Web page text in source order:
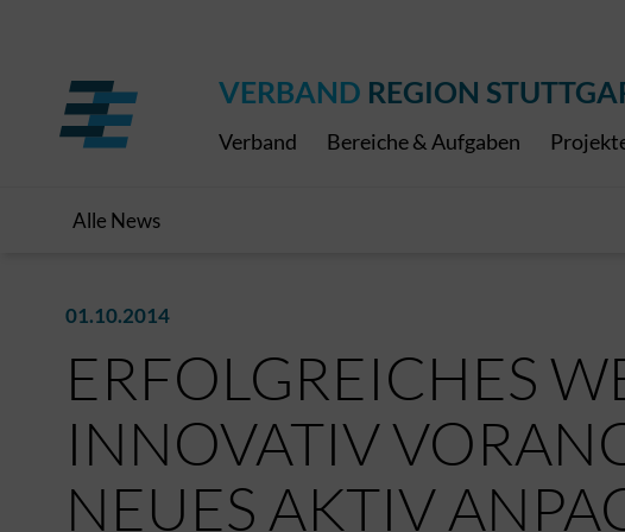
VERBAND REGION
Verband Bereiche & Aufgaben
Alle News
01.10.2014
ERFOLGREICHES
INNOVATIV
NEUES AKTIV